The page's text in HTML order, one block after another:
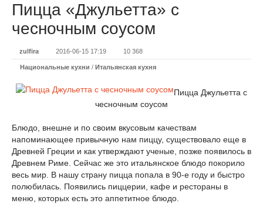
Пицца «Джульетта» с
чесночным соусом
zulfira 2016-06-15 17:19 10 368
Национальные кухни / Итальянская кухня
Пицца Джульетта с
чесночным соусом
Блюдо, внешне и по своим вкусовым качествам
напоминающее привычную нам пиццу, существовало еще в
Древней Греции и как утверждают ученые, позже появилось в
Древнем Риме. Сейчас же это итальянское блюдо покорило
весь мир. В нашу страну пицца попала в 90-е году и быстро
полюбилась. Появились пиццерии, кафе и рестораны в
меню, которых есть это аппетитное блюдо.